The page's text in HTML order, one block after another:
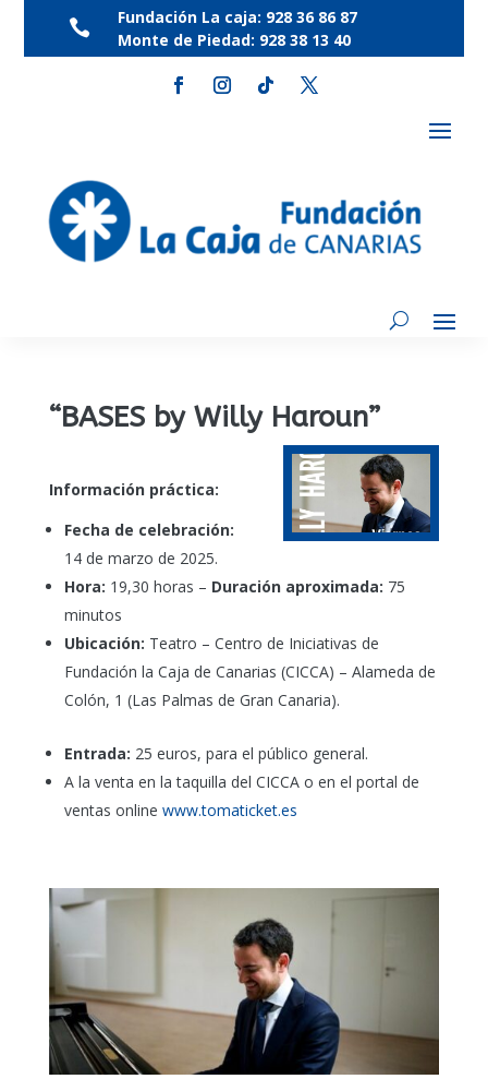
 Fundación La caja: 928 36 86 87
Monte de Piedad: 928 38 13 40
“BASES by Willy Haroun”
Información práctica:
Fecha de celebración:
14 de marzo de 2025.
Hora: 19,30 horas – Duración aproximada: 75
minutos
Ubicación: Teatro – Centro de Iniciativas de
Fundación la Caja de Canarias (CICCA) – Alameda de
Colón, 1 (Las Palmas de Gran Canaria).
Entrada: 25 euros, para el público general.
A la venta en la taquilla del CICCA o en el portal de
ventas online www.tomaticket.es